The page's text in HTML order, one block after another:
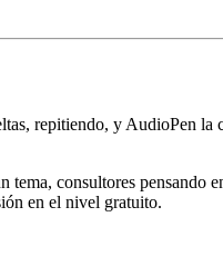
repitiendo, y AudioPen
tema, consultores pensando
en el nivel gratuito.